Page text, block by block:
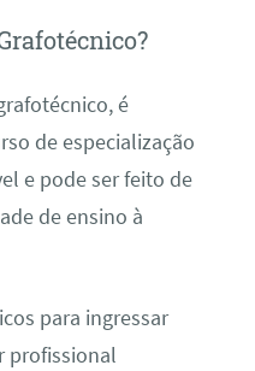
é
de especialização
e pode ser feito de
de ensino à
para ingressar
profissional